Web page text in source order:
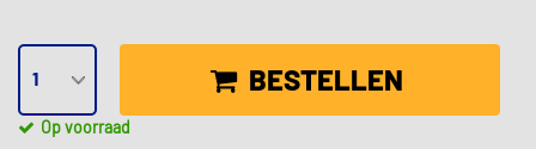
BESTELLEN
Op voorraad